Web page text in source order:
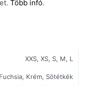
Több infó.
XXS, XS, S, M, L
Fuchsia, Krém, Sötétkék